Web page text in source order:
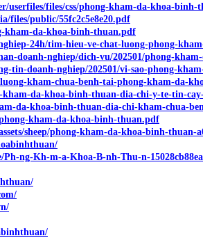
userfiles/files/css/phong-kham-da-khoa-binh-
files/public/55fc2c5e8e20.pdf
kham-da-khoa-binh-thuan.pdf
24h/tim-hieu-ve-chat-luong-phong-
doanh-nghiep/dich-vu/202501/phong-
tin-doanh-nghiep/202501/vi-sao-phong-
kham-chua-benh-tai-phong-kham-da-
da-khoa-binh-thuan-dia-chi-y-te-tin-
da-khoa-binh-thuan-dia-chi-kham-chua-
kham-da-khoa-binh-thuan.pdf
sheep/phong-kham-da-khoa-binh-thuan-
ng-Kh-m-a-Khoa-B-nh-Thu-n-